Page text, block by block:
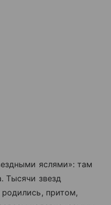
яслями»: там
Тысячи звезд
притом,